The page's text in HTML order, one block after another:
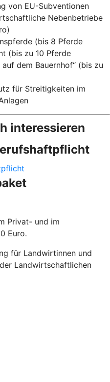
von EU-Subventionen
Nebenbetriebe
(bis 8 Pferde
(bis zu 10 Pferde
dem Bauernhof“ (bis zu
für Streitigkeiten im
interessieren
Privat- und im
Euro.
für Landwirtinnen und
Landwirtschaftlichen